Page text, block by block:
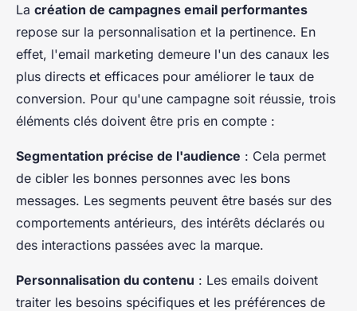
La création de campagnes email performantes
repose sur la personnalisation et la pertinence. En
effet, l'email marketing demeure l'un des canaux les
plus directs et efficaces pour améliorer le taux de
conversion. Pour qu'une campagne soit réussie, trois
éléments clés doivent être pris en compte :
Segmentation précise de l'audience : Cela permet
de cibler les bonnes personnes avec les bons
messages. Les segments peuvent être basés sur des
comportements antérieurs, des intérêts déclarés ou
des interactions passées avec la marque.
Personnalisation du contenu : Les emails doivent
traiter les besoins spécifiques et les préférences de